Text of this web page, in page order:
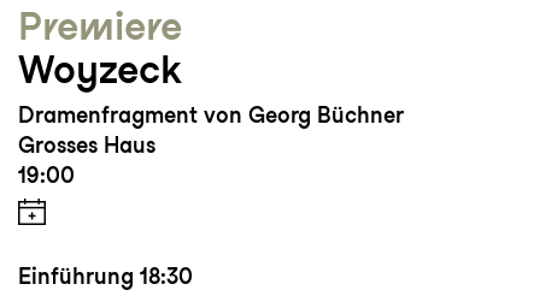
Premiere
Woyzeck
Dramenfragment von Georg Büchner
Grosses Haus
19:00
Einführung 18:30